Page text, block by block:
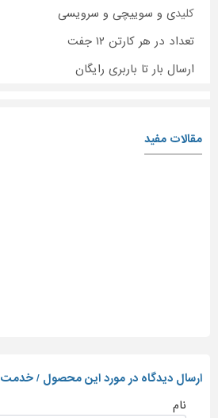
کلیدی و سوییچی و سرویسی
تعداد در هر کارتن ۱۲ جفت
ارسال بار تا باربری رایگان
مقالات مفید
ارسال دیدگاه در مورد این محصول / خدمت
نام